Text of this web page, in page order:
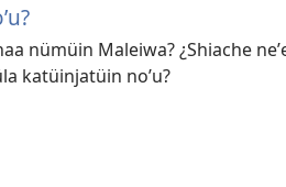
nümüin Maleiwa? ¿Shiache
katüinjatüin noʼu?